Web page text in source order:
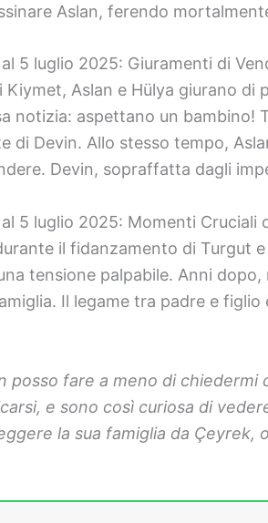
Aslan, ferendo
5 luglio 2025: Giuramenti di
Aslan e Hülya giurano
notizia: aspettano un
di Devin. Allo stesso tempo,
Devin, sopraffatta dagli
5 luglio 2025: Momenti Cruciali
il fidanzamento di Turgut
tensione palpabile. Anni
Il legame tra padre e
posso fare a meno di
e sono così curiosa di
la sua famiglia da Çeyrek,